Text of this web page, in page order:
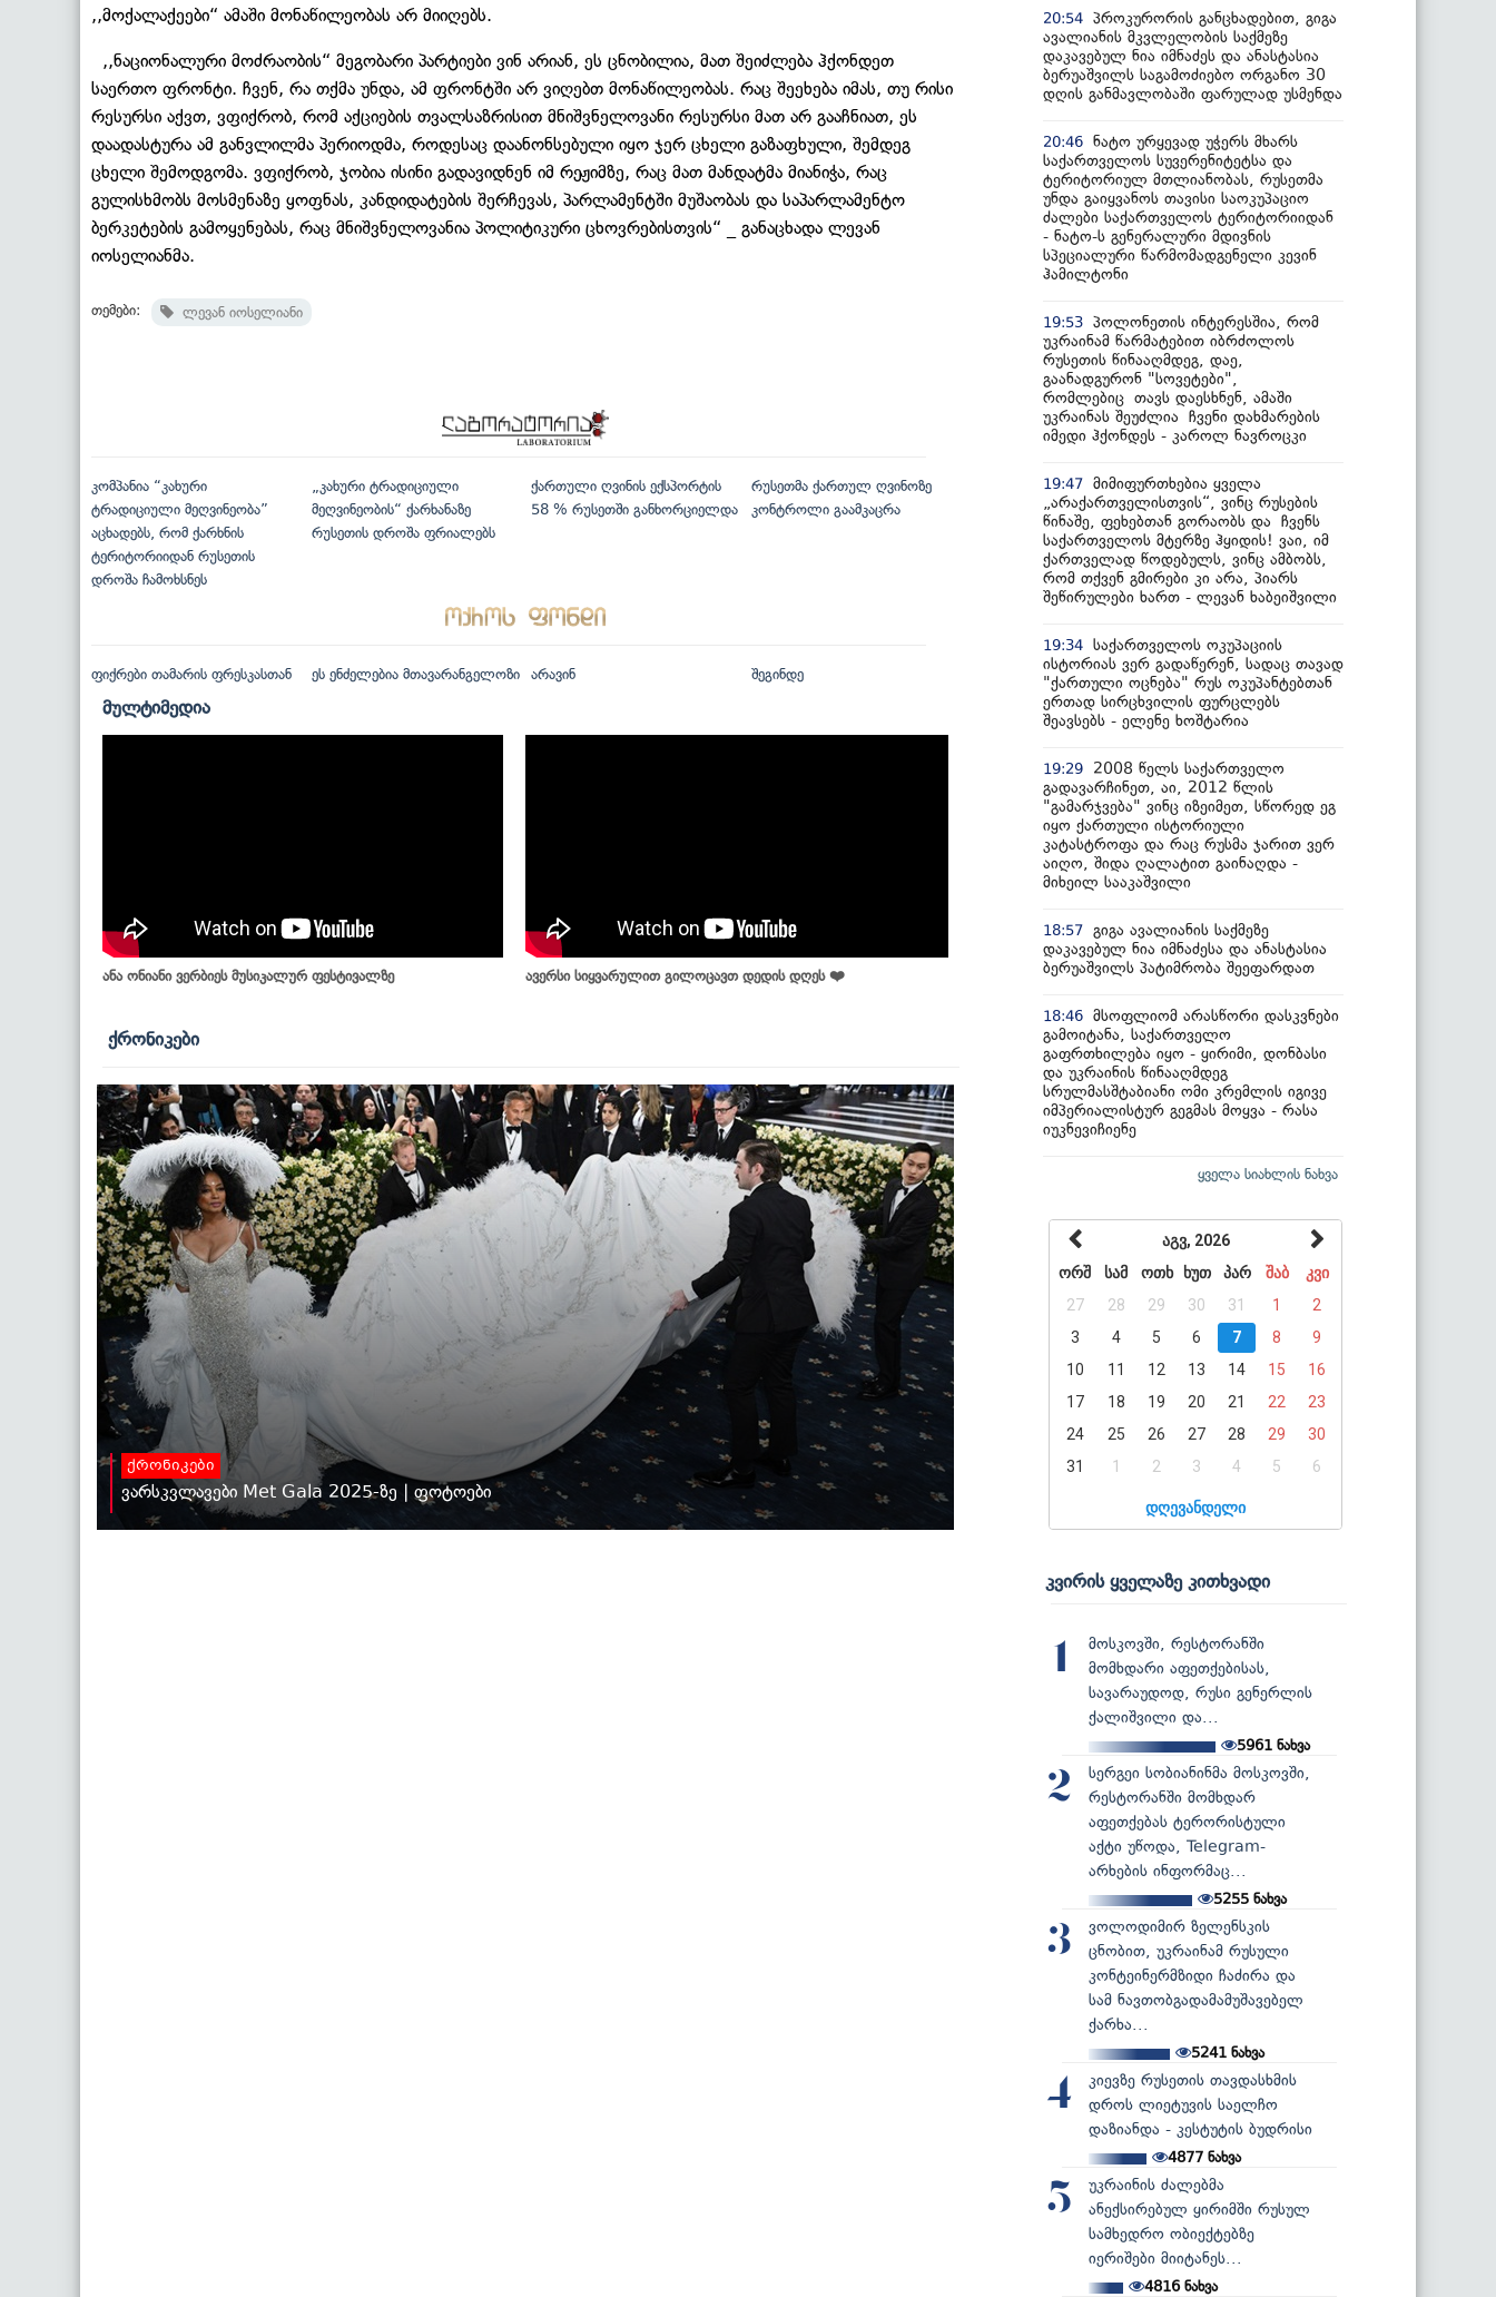
,,მოქალაქეები“ ამაში მონაწილეობას არ მიიღებს.
,,ნაციონალური მოძრაობის“ მეგობარი პარტიები ვინ არიან, ეს ცნობილია, მათ შეიძლება ჰქონდეთ
საერთო ფრონტი. ჩვენ, რა თქმა უნდა, ამ ფრონტში არ ვიღებთ მონაწილეობას. რაც შეეხება იმას, თუ რისი
რესურსი აქვთ, ვფიქრობ, რომ აქციების თვალსაზრისით მნიშვნელოვანი რესურსი მათ არ გააჩნიათ, ეს
დაადასტურა ამ განვლილმა პერიოდმა, როდესაც დაანონსებული იყო ჯერ ცხელი გაზაფხული, შემდეგ
ცხელი შემოდგომა. ვფიქრობ, ჯობია ისინი გადავიდნენ იმ რეჟიმზე, რაც მათ მანდატმა მიანიჭა, რაც
გულისხმობს მოსმენაზე ყოფნას, კანდიდატების შერჩევას, პარლამენტში მუშაობას და საპარლამენტო
ბერკეტების გამოყენებას, რაც მნიშვნელოვანია პოლიტიკური ცხოვრებისთვის“ _ განაცხადა ლევან
იოსელიანმა.
თემები: ლევან იოსელიანი
კომპანია “კახური
ტრადიციული მეღვინეობა”
აცხადებს, რომ ქარხნის
ტერიტორიიდან რუსეთის
დროშა ჩამოხსნეს
„კახური ტრადიციული
მეღვინეობის“ ქარხანაზე
რუსეთის დროშა ფრიალებს
ქართული ღვინის ექსპორტის
58 % რუსეთში განხორციელდა
რუსეთმა ქართულ ღვინოზე
კონტროლი გაამკაცრა
ფიქრები თამარის ფრესკასთან ეს ენძელებია მთავარანგელოზი არავინ შეგინდე
მულტიმედია
ანა ონიანი ვერბიეს მუსიკალურ ფესტივალზე ავერსი სიყვარულით გილოცავთ დედის დღეს ❤️
ქრონიკები
ქრონიკები
ვარსკვლავები Met Gala 2025-ზე | ფოტოები
20:54 პროკურორის განცხადებით, გიგა
ავალიანის მკვლელობის საქმეზე
დაკავებულ ნია იმნაძეს და ანასტასია
ბერუაშვილს საგამოძიებო ორგანო 30
დღის განმავლობაში ფარულად უსმენდა
20:46 ნატო ურყევად უჭერს მხარს
საქართველოს სუვერენიტეტსა და
ტერიტორიულ მთლიანობას, რუსეთმა
უნდა გაიყვანოს თავისი საოკუპაციო
ძალები საქართველოს ტერიტორიიდან
- ნატო-ს გენერალური მდივნის
სპეციალური წარმომადგენელი კევინ
ჰამილტონი
19:53 პოლონეთის ინტერესშია, რომ
უკრაინამ წარმატებით იბრძოლოს
რუსეთის წინააღმდეგ, დაე,
გაანადგურონ "სოვეტები",
რომლებიც თავს დაესხნენ, ამაში
უკრაინას შეუძლია ჩვენი დახმარების
იმედი ჰქონდეს - კაროლ ნავროცკი
19:47 მიმიფურთხებია ყველა
„არაქართველისთვის“, ვინც რუსების
წინაშე, ფეხებთან გორაობს და ჩვენს
საქართველოს მტერზე ჰყიდის! ვაი, იმ
ქართველად წოდებულს, ვინც ამბობს,
რომ თქვენ გმირები კი არა, პიარს
შეწირულები ხართ - ლევან ხაბეიშვილი
19:34 საქართველოს ოკუპაციის
ისტორიას ვერ გადაწერენ, სადაც თავად
"ქართული ოცნება" რუს ოკუპანტებთან
ერთად სირცხვილის ფურცლებს
შეავსებს - ელენე ხოშტარია
19:29
2008 წელს საქართველო
გადავარჩინეთ, აი, 2012 წლის
"გამარჯვება" ვინც იზეიმეთ, სწორედ ეგ
იყო ქართული ისტორიული
კატასტროფა და რაც რუსმა ჯარით ვერ
აიღო, შიდა ღალატით გაინაღდა -
მიხეილ სააკაშვილი
18:57 გიგა ავალიანის საქმეზე
დაკავებულ ნია იმნაძესა და ანასტასია
ბერუაშვილს პატიმრობა შეეფარდათ
18:46 მსოფლიომ არასწორი დასკვნები
გამოიტანა, საქართველო
გაფრთხილება იყო - ყირიმი, დონბასი
და უკრაინის წინააღმდეგ
სრულმასშტაბიანი ომი კრემლის იგივე
იმპერიალისტურ გეგმას მოყვა - რასა
იუკნევიჩიენე
ყველა სიახლის ნახვა
აგვ, 2026
ორშ
სამ ოთხ ხუთ პარ შაბ
კვი
27
28 29 30 31 1
2
3
4 5 6 7 8
9
10
11 12 13 14 15
16
17
18 19 20 21 22
23
24
25 26 27 28 29
30
31
1 2 3 4 5 6
დღევანდელი
კვირის ყველაზე კითხვადი
1
მოსკოვში, რესტორანში
მომხდარი აფეთქებისას,
სავარაუდოდ, რუსი გენერლის
ქალიშვილი და...
5961 ნახვა
2
სერგეი სობიანინმა მოსკოვში,
რესტორანში მომხდარ
აფეთქებას ტერორისტული
აქტი უწოდა, Telegram-
არხების ინფორმაც...
5255 ნახვა
3
ვოლოდიმირ ზელენსკის
ცნობით, უკრაინამ რუსული
კონტეინერმზიდი ჩაძირა და
სამ ნავთობგადამამუშავებელ
ქარხა...
5241ნახვა
4
კიევზე რუსეთის თავდასხმის
დროს ლიეტუვის საელჩო
დაზიანდა - კესტუტის ბუდრისი
4877ნახვა
5
უკრაინის ძალებმა
ანექსირებულ ყირიმში რუსულ
სამხედრო ობიექტებზე
იერიშები მიიტანეს...
4816ნახვა